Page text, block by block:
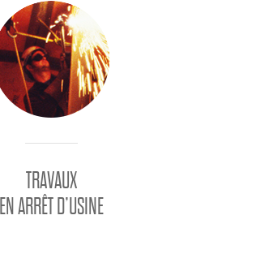
TRAVAUX
EN ARRÊT D’USINE